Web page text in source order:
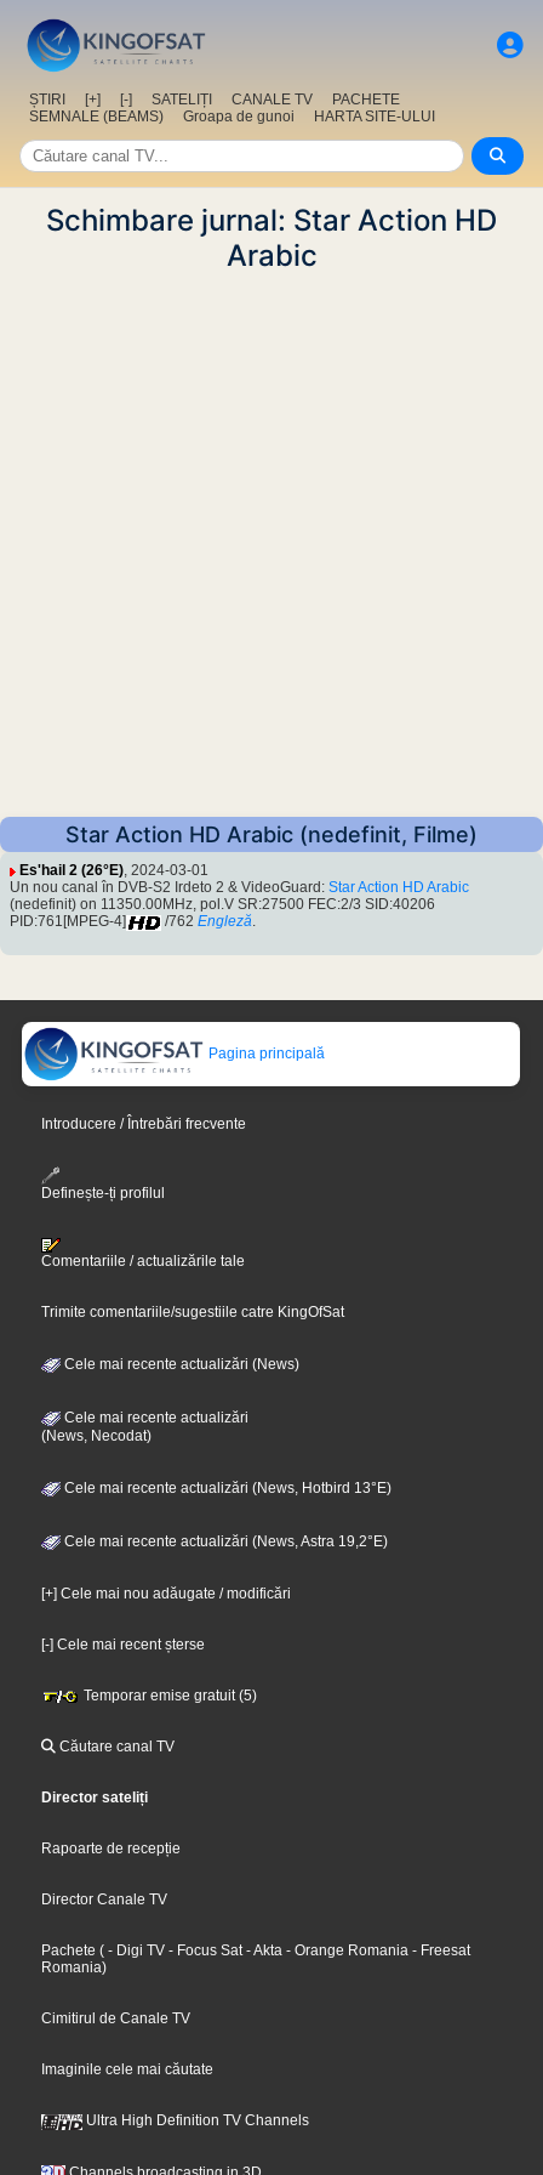
ȘTIRI [+] [-] SATELIȚI CANALE TV
PACHETE
SEMNALE (BEAMS)
Groapa de gunoi HARTA SITE-ULUI
Schimbare jurnal: Star Action HD
Arabic
Star Action HD Arabic (nedefinit, Filme)
Es'hail 2 (26°E), 2024-03-01
Un nou canal în DVB-S2 Irdeto 2 & VideoGuard: Star Action HD Arabic
(nedefinit) on 11350.00MHz, pol.V SR:27500 FEC:2/3 SID:40206
PID:761[MPEG-4]
/762 Engleză.
Pagina principală
Introducere / Întrebări frecvente
Definește-ți profilul
Comentariile / actualizările tale
Trimite comentariile/sugestiile catre KingOfSat
Cele mai recente actualizări (News)
Cele mai recente actualizări
(News, Necodat)
Cele mai recente actualizări (News, Hotbird 13°E)
Cele mai recente actualizări (News, Astra 19,2°E)
[+] Cele mai nou adăugate / modificări
[-] Cele mai recent șterse
Temporar emise gratuit (5)
Căutare canal TV
Director sateliți
Rapoarte de recepție
Director Canale TV
Pachete (- Digi TV - Focus Sat- Akta - Orange Romania - Freesat
Romania)
Cimitirul de Canale TV
Imaginile cele mai căutate
Ultra High Definition TV Channels